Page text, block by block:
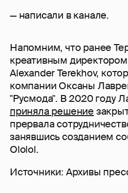
— написали в канале.
Напомним, что ранее
креативным
Alexander Terekhov,
компании Оксаны
"Русмода". В 2020 году
приняла решение
прервала
занявшись созданием
Ololol.
Источники: Архивы